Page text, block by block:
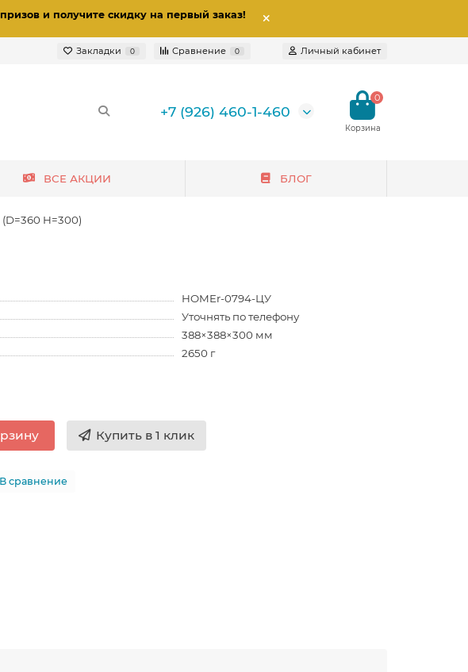
и получите скидку на первый заказ!
Закладки 0 Сравнение 0 Личный кабинет
+7 (926) 460-1-460
0
ВСЕ АКЦИИ БЛОГ
H=300)
HOMEr-0794-ЦУ
Уточнять по телефону
388×388×300 мм
2650 г
Купить в 1 клик
В сравнение